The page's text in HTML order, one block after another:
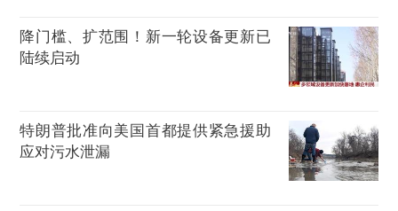
降门槛、扩范围！新一轮设备更新已
陆续启动
特朗普批准向美国首都提供紧急援助
应对污水泄漏